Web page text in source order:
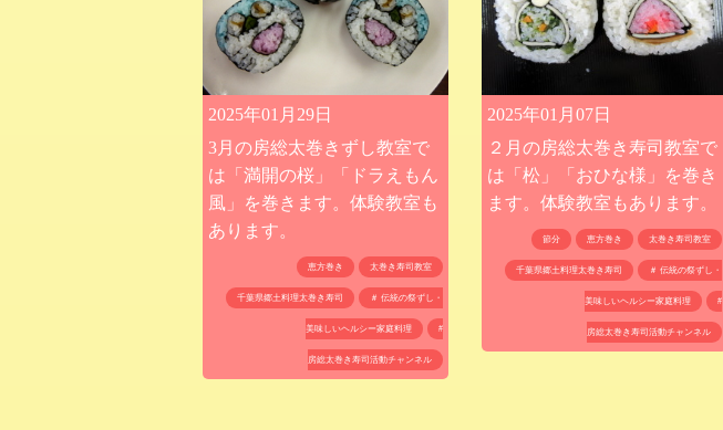
2025年01月29日
3月の房総太巻きずし教室で
は「満開の桜」「ドラえもん
風」を巻きます。体験教室も
あります。
恵方巻き 太巻き寿司教室
千葉県郷土料理太巻き寿司 ＃ 伝統の祭ずし・
美味しいヘルシー家庭料理 #
房総太巻き寿司活動チャンネル
2025年01月07日
２月の房総太巻き寿司教室で
は「松」「おひな様」を巻き
ます。体験教室もあります。
節分 恵方巻き 太巻き寿司教室
千葉県郷土料理太巻き寿司 ＃ 伝統の祭ずし・
美味しいヘルシー家庭料理 #
房総太巻き寿司活動チャンネル